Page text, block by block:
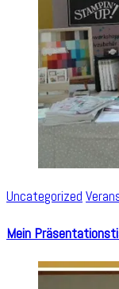
Uncategorized
Mein